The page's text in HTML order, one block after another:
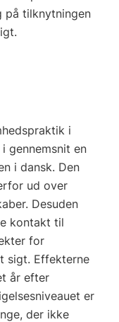
på tilknytningen
i
gennemsnit en
i dansk. Den
ud over
Desuden
kontakt til
for
sigt. Effekterne
år efter
er
der ikke